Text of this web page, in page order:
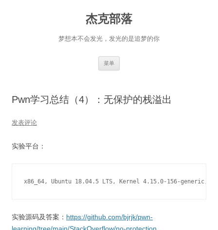
杰克部落
梦想本不会发光，发光的是追梦的你
菜单
Pwn学习总结（4）：无保护的栈溢出
发表评论
实验平台：
x86_64, Ubuntu 18.04.5 LTS, Kernel 4.15.0-156-generic,
实验源码及答案： https://github.com/bjrjk/pwn-